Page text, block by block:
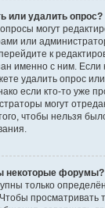
или удалить опрос?
могут
или
к
именно с ним. Если
удалить опрос
если кто-то уже
могут
чтобы нельзя
некоторые форумы?
только
просматривать